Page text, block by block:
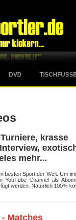
DVD
krasse
mehr...
besten Sport der Welt. Um
YouTube Channel als
werden. Natürlich 100%
Matches